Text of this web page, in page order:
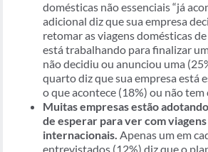
domésticas não essenciais “já
adicional diz que sua empresa
retomar as viagens domésticas
está trabalhando para finalizar
não decidiu ou anunciou uma
quarto diz que sua empresa está
o que acontece (18%) ou não tem
Muitas empresas estão
de esperar para ver com
internacionais. Apenas um em
entrevistados (12%) diz que o